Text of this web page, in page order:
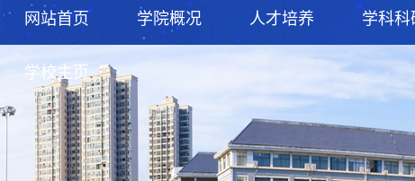
网站首页 学院概况 人才培养 学科科
学校主页